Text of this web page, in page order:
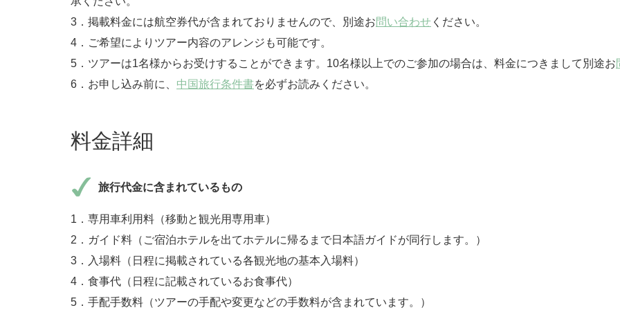
3．掲載料金には航空券代が含まれておりませんので、別途お問い合わせ ください。
4．ご希望によりツアー内容のアレンジも可能です。
5．ツアーは1名様からお受けすることができます。10名様以上でのご参加の場合は、料金につきまして別途お
6．お申し込み前に、 中国旅行条件書を必ずお読みください。
料金詳細
旅行代金に含まれているもの
1．専用車利用料（移動と観光用専用車）
2．ガイド料（ご宿泊ホテルを出てホテルに帰るまで日本語ガイドが同行します。）
3．入場料（日程に掲載されている各観光地の基本入場料）
4．食事代（日程に記載されているお食事代）
5．手配手数料（ツアーの手配や変更などの手数料が含まれています。）